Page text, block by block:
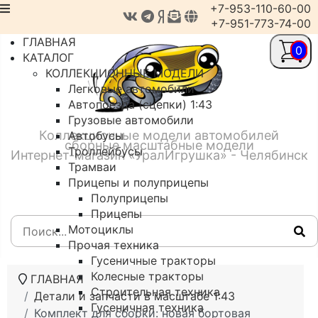
Коллекционные модели автомобилей
сборные масштабные модели
Интернет-магазин «УралИгрушка» - Челябинск
+7-953-110-60-00
+7-951-773-74-00
ГЛАВНАЯ
КАТАЛОГ
КОЛЛЕКЦИОННЫЕ МОДЕЛИ
Легковые автомобили
Автопоезда (сцепки) 1:43
Грузовые автомобили
Автобусы
Троллейбусы
Трамваи
Прицепы и полуприцепы
Полуприцепы
Прицепы
Мотоциклы
Прочая техника
Гусеничные тракторы
Колесные тракторы
Строительная техника
Гусеничная техника
ГЛАВНАЯ
Детали и запчасти в масштабе 1:43
Комплект для сборки: новая бортовая
0